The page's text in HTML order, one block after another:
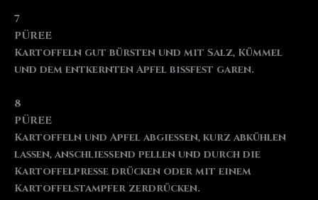
7
PÜREE
Kartoffeln gut bürsten und mit Salz, Kümmel
und dem entkernten Apfel bissfest garen.
8
PÜREE
Kartoffeln und Apfel abgießen, kurz abkühlen
lassen, anschließend pellen und durch die
Kartoffelpresse drücken oder mit einem
Kartoffelstampfer zerdrücken.